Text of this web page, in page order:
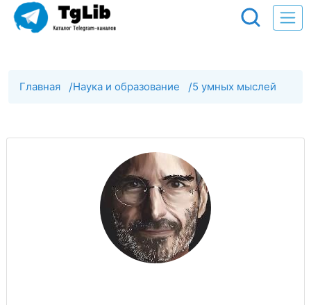
Главная /Наука и образование /5 умных мыслей